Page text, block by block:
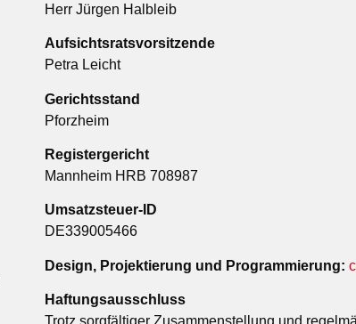
Herr Jürgen Halbleib
Aufsichtsratsvorsitzende
Petra Leicht
Gerichtsstand
Pforzheim
Registergericht
Mannheim HRB 708987
Umsatzsteuer-ID
DE339005466
Design, Projektierung und Programmierung:
Haftungsausschluss